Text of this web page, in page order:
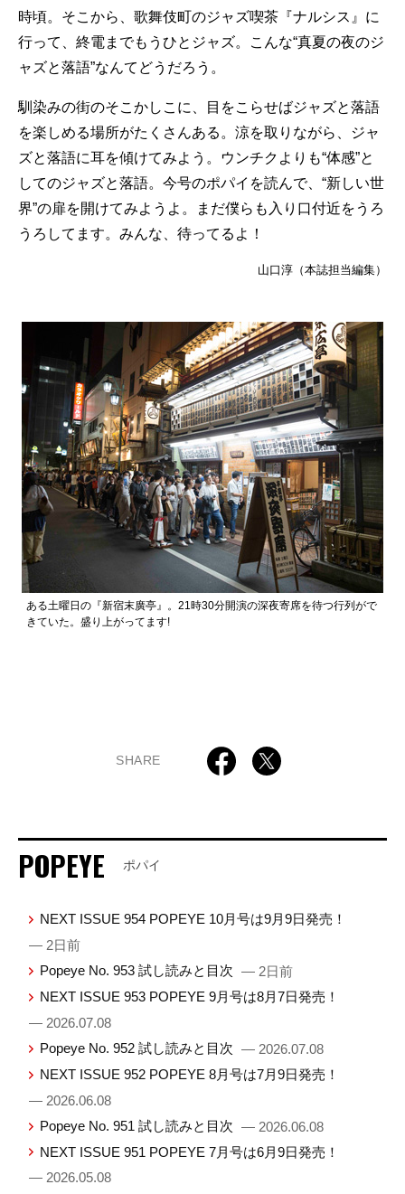
時頃。そこから、歌舞伎町のジャズ喫茶『ナルシス』に
行って、終電までもうひとジャズ。こんな“真夏の夜のジ
ャズと落語”なんてどうだろう。
馴染みの街のそこかしこに、目をこらせばジャズと落語
を楽しめる場所がたくさんある。涼を取りながら、ジャ
ズと落語に耳を傾けてみよう。ウンチクよりも“体感”と
してのジャズと落語。今号のポパイを読んで、“新しい世
界”の扉を開けてみようよ。まだ僕らも入り口付近をうろ
うろしてます。みんな、待ってるよ！
山口淳（本誌担当編集）
ある土曜日の『新宿末廣亭』。21時30分開演の深夜寄席を待つ行列がで
きていた。盛り上がってます!
SHARE
POPEYE ポパイ
NEXT ISSUE 954 POPEYE 10月号は9月9日発売！
— 2日前
Popeye No. 953 試し読みと目次 — 2日前
NEXT ISSUE 953 POPEYE 9月号は8月7日発売！
— 2026.07.08
Popeye No. 952 試し読みと目次 — 2026.07.08
NEXT ISSUE 952 POPEYE 8月号は7月9日発売！
— 2026.06.08
Popeye No. 951 試し読みと目次 — 2026.06.08
NEXT ISSUE 951 POPEYE 7月号は6月9日発売！
— 2026.05.08